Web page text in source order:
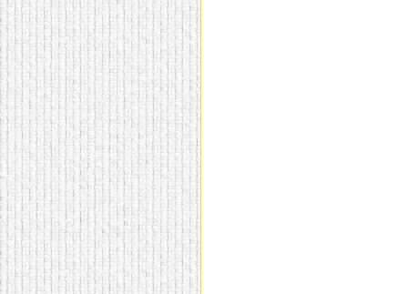
домашнем использовании.
Эта мебель имеет
некоторые преимущества
перед той же стенкой для
гостиной, к примеру,
поскольку она более
легкая и не загромождает
пространство. В спальне
этот предмет можно
поставить у изголовья
кровати, чтобы заполнить
пустующее там
место. Также стеллажи
очень часто используют в
качестве разграничителей
комнаты, например, на
рабочую зону и
пространство для отдыха.
Особенно это актуально
для однокомнатных
квартир.